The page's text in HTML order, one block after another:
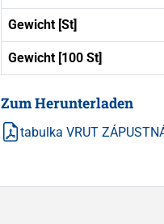
Gewicht [St]
Gewicht [100 St]
Zum Herunterladen
tabulka VRUT